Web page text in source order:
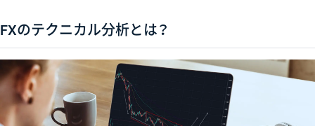
FXのテクニカル分析とは？